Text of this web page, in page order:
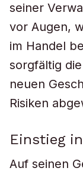
seiner
vor Augen,
im Handel
sorgfältig
neuen
Risiken
Einstieg
Auf seinen